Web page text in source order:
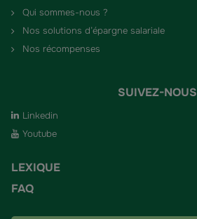
Qui sommes-nous ?
Nos solutions d’épargne salariale
Nos récompenses
SUIVEZ-NOUS
Linkedin
Youtube
LEXIQUE
FAQ